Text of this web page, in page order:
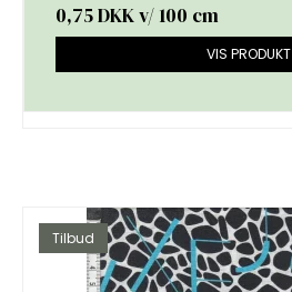
0,75 DKKv/ 100 cm
VIS PRODUKT
Tilbud